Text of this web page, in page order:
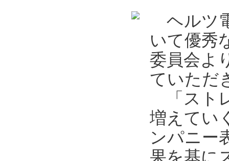
ヘルツ
いて優秀
委員会よ
ていただ
「スト
増えてい
ンパニー
果を基に